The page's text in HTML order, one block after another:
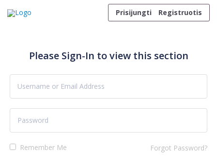
Prisijungti
Registruotis
Please Sign-In to view this section
Remember Me Forgot Password?